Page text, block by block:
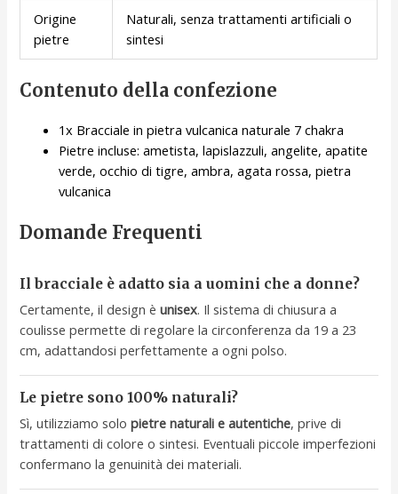
Origine
pietre
Naturali, senza trattamenti artificiali o
sintesi
Contenuto della confezione
1x Bracciale in pietra vulcanica naturale 7 chakra
Pietre incluse: ametista, lapislazzuli, angelite, apatite
verde, occhio di tigre, ambra, agata rossa, pietra
vulcanica
Domande Frequenti
Il bracciale è adatto sia a uomini che a donne?
Certamente, il design èunisex. Il sistema di chiusura a
coulisse permette di regolare la circonferenza da 19 a 23
cm, adattandosi perfettamente a ogni polso.
Le pietre sono 100% naturali?
Sì, utilizziamo solopietre naturali e autentiche, prive di
trattamenti di colore o sintesi. Eventuali piccole imperfezioni
confermano la genuinità dei materiali.